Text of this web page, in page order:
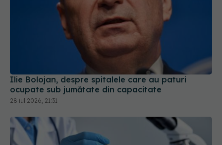
Ilie Bolojan, despre spitalele care au paturi
ocupate sub jumătate din capacitate
28 iul 2026, 21:31